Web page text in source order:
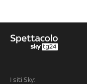
I siti Sky: